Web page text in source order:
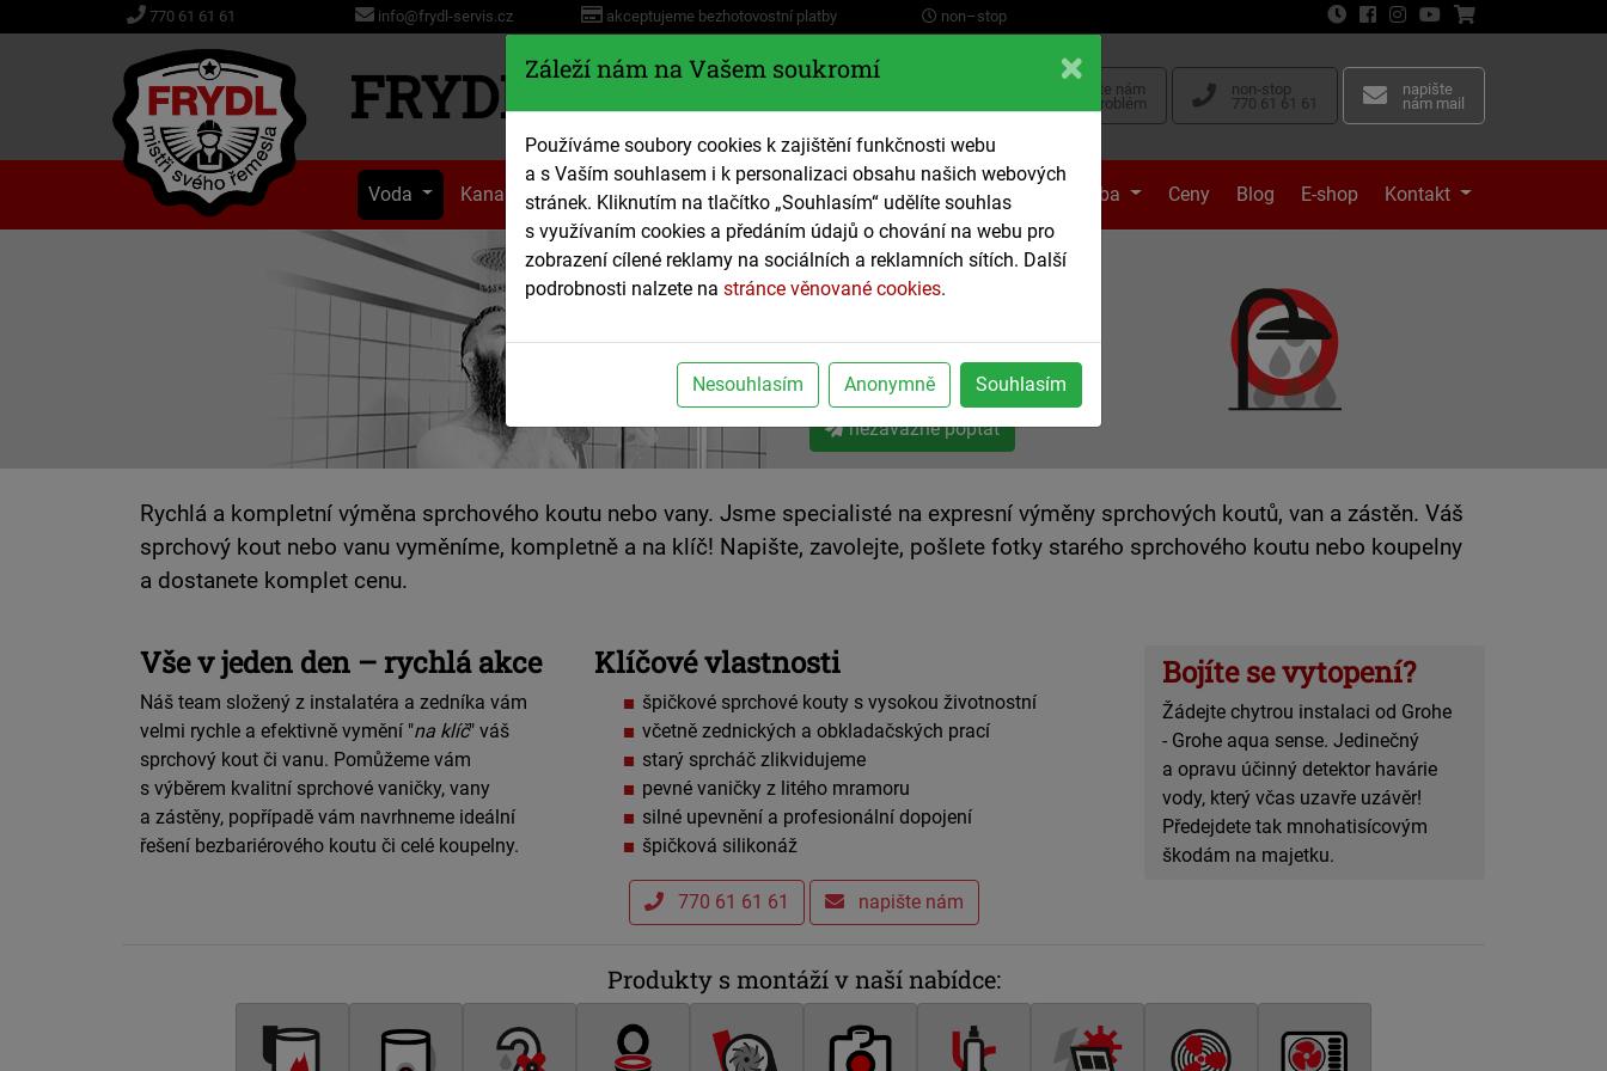
770 61 61 61 info@frydl-servis.cz akceptujeme bezhotovostní platby non–stop
FRYDL Servis
vyfoťte nám
váš problém
non-stop
770 61 61 61
napište
nám mail
Voda Kanalizace Plyn a Topení Tepelná čerpadla Elektro Stavba Ceny Blog E-shop Kontakt
Sprchové kouty
a vany
výměny včetně obkladů a zdění
nezávazně poptat
Rychlá a kompletní výměna sprchového koutu nebo vany. Jsme specialisté na expresní výměny sprchových koutů, van a zástěn. Váš
sprchový kout nebo vanu vyměníme, kompletně a na klíč! Napište, zavolejte, pošlete fotky starého sprchového koutu nebo koupelny
a dostanete komplet cenu.
Vše v jeden den – rychlá akce
Náš team složený z instalatéra a zedníka vám
velmi rychle a efektivně vymění "na klíč" váš
sprchový kout či vanu. Pomůžeme vám
s výběrem kvalitní sprchové vaničky, vany
a zástěny, popřípadě vám navrhneme ideální
řešení bezbariérového koutu či celé koupelny.
Klíčové vlastnosti
špičkové sprchové kouty s vysokou životnostní
včetně zednických a obkladačských prací
starý sprcháč zlikvidujeme
pevné vaničky z litého mramoru
silné upevnění a profesionální dopojení
špičková silikonáž
Bojíte se vytopení?
Žádejte chytrou instalaci od Grohe
- Grohe aqua sense. Jedinečný
a opravu účinný detektor havárie
vody, který včas uzavře uzávěr!
Předejdete tak mnohatisícovým
škodám na majetku.
770 61 61 61 napište nám
Produkty s montáží v naší nabídce:
Záleží nám na Vašem soukromí
Používáme soubory cookies k zajištění funkčnosti webu
a s Vaším souhlasem i k personalizaci obsahu našich webových
stránek. Kliknutím na tlačítko „Souhlasím“ udělíte souhlas
s využívaním cookies a předáním údajů o chování na webu pro
zobrazení cílené reklamy na sociálních a reklamních sítích. Další
podrobnosti nalzete na stránce věnované cookies.
Nesouhlasím Anonymně Souhlasím